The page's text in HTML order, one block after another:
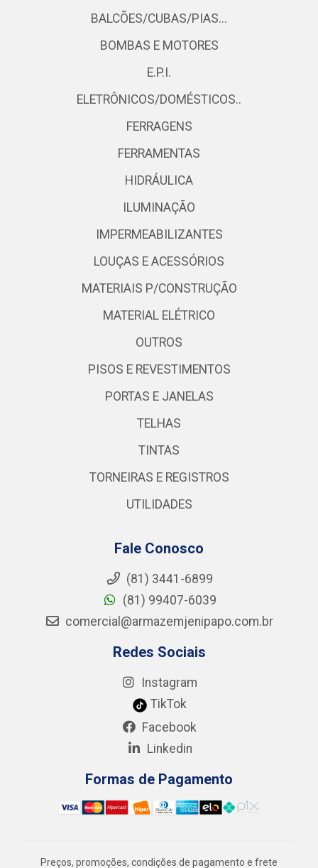
BALCÕES/CUBAS/PIAS...
BOMBAS E MOTORES
E.P.I.
ELETRÔNICOS/DOMÉSTICOS..
FERRAGENS
FERRAMENTAS
HIDRÁULICA
ILUMINAÇÃO
IMPERMEABILIZANTES
LOUÇAS E ACESSÓRIOS
MATERIAIS P/CONSTRUÇÃO
MATERIAL ELÉTRICO
OUTROS
PISOS E REVESTIMENTOS
PORTAS E JANELAS
TELHAS
TINTAS
TORNEIRAS E REGISTROS
UTILIDADES
Fale Conosco
(81) 3441-6899
(81) 99407-6039
comercial@armazemjenipapo.com.br
Redes Sociais
Instagram
TikTok
Facebook
Linkedin
Formas de Pagamento
Preços, promoções, condições de pagamento e frete